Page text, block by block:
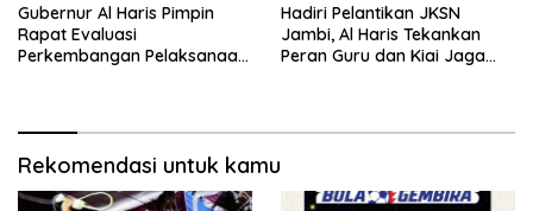
Gubernur Al Haris Pimpin
Rapat Evaluasi
Perkembangan Pelaksanaan
Hadiri Pelantikan JKSN
Jambi, Al Haris Tekankan
Peran Guru dan Kiai Jaga
Rekomendasi untuk kamu